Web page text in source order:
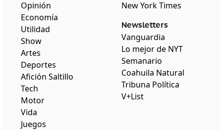
Opinión
Economía
Utilidad
Show
Artes
Deportes
Afición Saltillo
Tech
Motor
Vida
Juegos
New York Times
Newsletters
Vanguardia
Lo mejor de NYT
Semanario
Coahuila Natural
Tribuna Política
V+List